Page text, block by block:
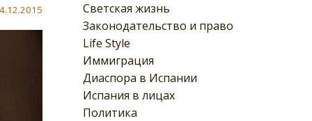
Светская жизнь
Законодательство и право
Life Style
Иммиграция
Диаспора в Испании
Испания в лицах
Политика